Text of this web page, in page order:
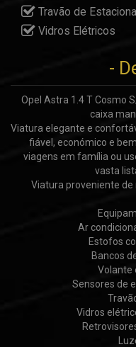
Travão de
Vidros Elétricos
-
Opel Astra 1.4 T Cosmo
caixa
Viatura elegante e
fiável, económico e
viagens em família ou
vasta
Viatura proveniente de
Ar
Estofos
Bancos
Volante
Sensores de
Vidros